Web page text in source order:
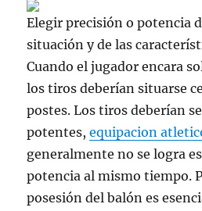
Elegir precisión o potencia
situación y de las
Cuando el jugador encara
los tiros deberían situarse
postes. Los tiros deberían
potentes,equipacion
generalmente no se logra
potencia al mismo tiempo.
posesión del balón es